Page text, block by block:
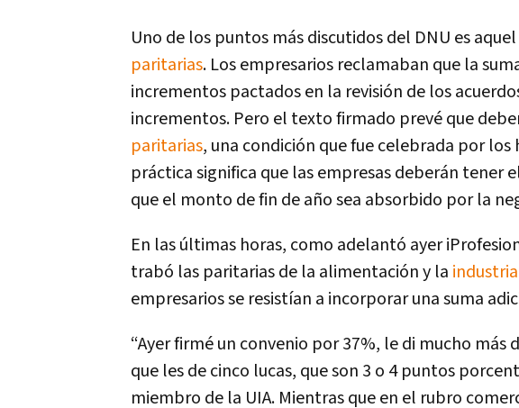
Uno de los puntos más discutidos del DNU es
paritarias. Los empresarios reclamaban que la
incrementos pactados en la revisión de los
incrementos. Pero el texto firmado prevé que
paritarias, una condición que fue celebrada por los
práctica significa que las empresas deberán tener
que el monto de fin de año sea absorbido por la
En las últimas horas, como adelantó ayer
trabó las paritarias de la alimentación y la industria
empresarios se resistían a incorporar una suma
“Ayer firmé un convenio por 37%, le di mucho más
que les de cinco lucas, que son 3 o 4 puntos
miembro de la UIA. Mientras que en el rubro